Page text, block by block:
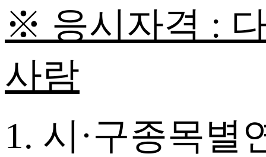
※ 응시자격 :
사람
1. 시·구종목별